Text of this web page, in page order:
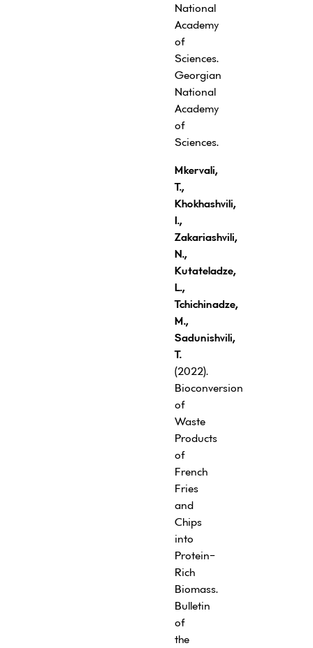
National
Academy
of
Sciences.
Georgian
National
Academy
of
Sciences.
Mkervali,
T.,
Khokhashvili,
I.,
Zakariashvili,
N.,
Kutateladze,
L.,
Tchichinadze,
M.,
Sadunishvili,
T.
(2022).
Bioconversion
of
Waste
Products
of
French
Fries
and
Chips
into
Protein-
Rich
Biomass.
Bulletin
of
the